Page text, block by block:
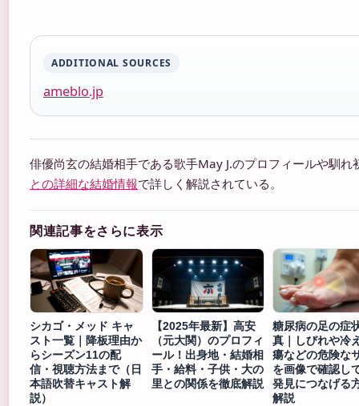
ADDITIONAL SOURCES
ameblo.jp
俳優尚玄の結婚相手である歌手May J.のプロフィールや馴れ
との詳細な結婚情報で詳しく解説されている。
関連記事をさらに表示
シカゴ・メッド キャ
スト一覧｜降板理由か
らシーズン11の配
信・視聴方法まで（日
本語吹替キャスト解
説）
【2025年最新】高安
（元大関）のプロフィ
ール！出身地・結婚相
手・給料・子供・大の
里との関係を徹底解説
糖尿病の足の症
真｜しびれや冷
瘍などの危険な
を画像で確認し
発見につなげる
解説